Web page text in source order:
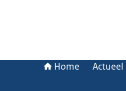
Home Actueel